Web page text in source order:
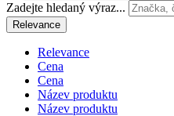
Zadejte hledaný výraz...
Relevance
Relevance
Cena
Cena
Název produktu
Název produktu